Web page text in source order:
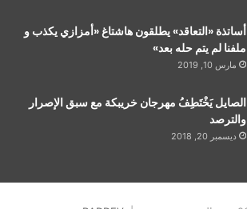
أساتذة «التعاقد» يطلقون هاشتاغ «أمزازي يكذب و
ملفنا لم يتم حله بعد»
مارس 10, 2019
الصايل يَخْتَطِفُ مهرجان خريبكة مع سبق الإصرار
والترصد
ديسمبر 20, 2018